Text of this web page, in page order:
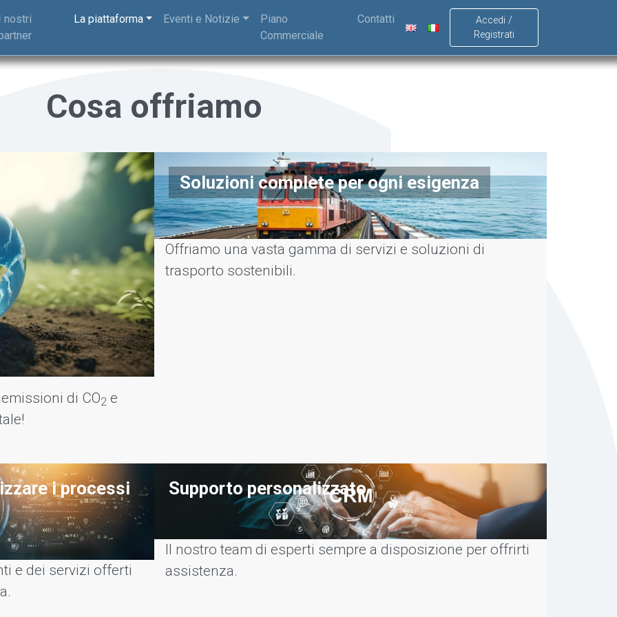
nostri
La piattaforma Eventi e Notizie
Piano
Commerciale
Contatti
Accedi /
Registrati
Cosa offriamo
di CO2 e
Soluzioni complete per ogni esigenza
Offriamo una vasta gamma di servizi e soluzioni di
trasporto sostenibili.
i processi
e dei servizi offerti
Supporto personalizzato
Il nostro team di esperti sempre a disposizione per offrirti
assistenza.